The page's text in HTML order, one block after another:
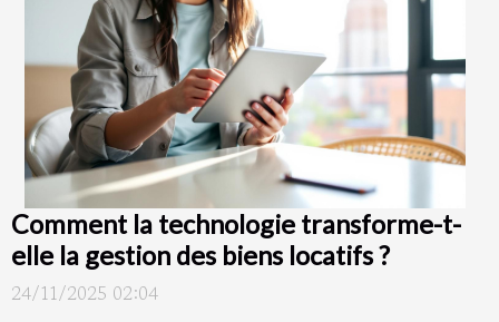
Comment la technologie transforme-t-
elle la gestion des biens locatifs ?
24/11/2025 02:04